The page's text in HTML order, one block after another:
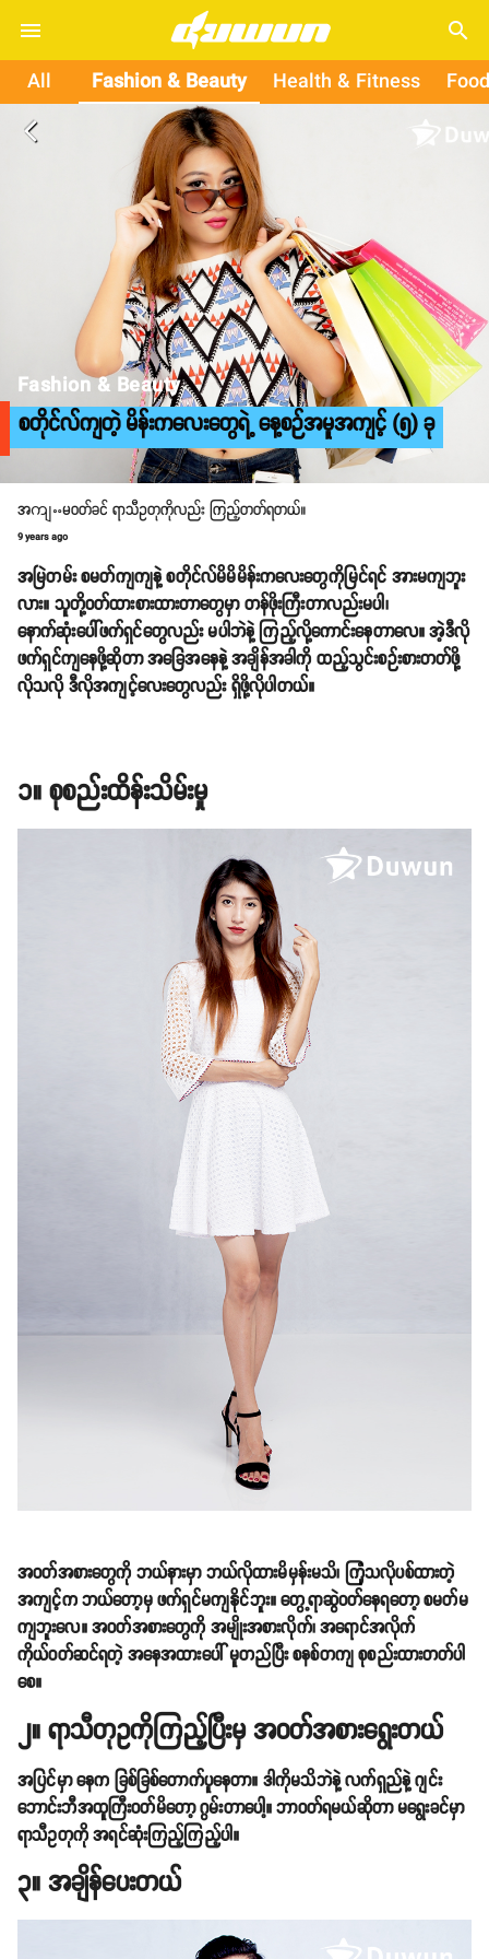
search
All Fashion & Beauty Health & Fitness
arrow_back_ios
Fashion & Beauty
စတိုင်လ်ကျတဲ့ မိန်းကလေးတွေရဲ့ နေ့စဉ်အမူအကျင့် (၅) ခု
အကျႌမဝတ်ခင် ရာသီဥတုကိုလည်း ကြည့်တတ်ရတယ်။
9 years ago
အမြဲတမ်း စမတ်ကျကျနဲ့ စတိုင်လ်မိမိမိန်းကလေးတွေကိုမြင်ရင် အားမကျဘူး
လား။ သူတို့ဝတ်ထားစားထားတာတွေမှာ တန်ဖိုးကြီးတာလည်းမပါ၊
နောက်ဆုံးပေါ်ဖက်ရှင်တွေလည်း မပါဘဲနဲ့ ကြည့်လို့ကောင်းနေတာလေ။ အဲ့ဒီလို
ဖက်ရှင်ကျနေဖို့ဆိုတာ အခြေအနေနဲ့ အချိန်အခါကို ထည့်သွင်းစဉ်းစားတတ်ဖို့
လိုသလို ဒီလိုအကျင့်လေးတွေလည်း ရှိဖို့လိုပါတယ်။
၁။ စုစည်းထိန်းသိမ်းမှု
အဝတ်အစားတွေကို ဘယ်နားမှာ ဘယ်လိုထားမိမှန်းမသိ၊ ကြုံသလိုပစ်ထားတဲ့
အကျင့်က ဘယ်တော့မှ ဖက်ရှင်မကျနိုင်ဘူး။ တွေ့ရာဆွဲဝတ်နေရတော့ စမတ်မ
ကျဘူးလေ။ အဝတ်အစားတွေကို အမျိုးအစားလိုက်၊ အရောင်အလိုက်
ကိုယ်ဝတ်ဆင်ရတဲ့ အနေအထားပေါ် မူတည်ပြီး စနစ်တကျ စုစည်းထားတတ်ပါ
စေ။
၂။ ရာသီတုဥကိုကြည့်ပြီးမှ အဝတ်အစားရွေးတယ်
အပြင်မှာ နေက ခြစ်ခြစ်တောက်ပူနေတာ။ ဒါကိုမသိဘဲနဲ့ လက်ရှည်နဲ့ ဂျင်း
ဘောင်းဘီအထူကြီးဝတ်မိတော့ ဂွမ်းတာပေါ့။ ဘာဝတ်ရမယ်ဆိုတာ မရွေးခင်မှာ
ရာသီဥတုကို အရင်ဆုံးကြည့်ကြည့်ပါ။
၃။ အချိန်ပေးတယ်